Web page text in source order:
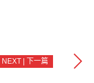
NEXT | 下一篇